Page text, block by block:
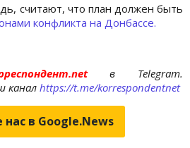
считают, что план должен быть
конфликта на Донбассе.
в Telegram.
канал https://t.me/korrespondentnet
в Google.News